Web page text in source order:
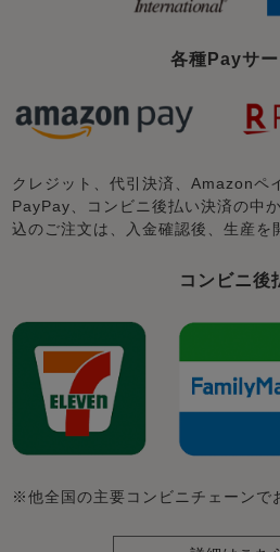
各種Payサー
クレジット、代引決済、Amazonペ
PayPay、コンビニ後払い決済の中
込のご注文は、入金確認後、生産を
コンビニ後
※他全国の主要コンビニチェーンで